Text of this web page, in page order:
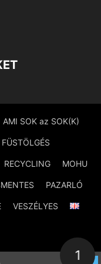
AMI SOK az SOK(K)
FÜSTÖLGÉS
RECYCLING MOHU
PAZARLÓ
VESZÉLYES
1